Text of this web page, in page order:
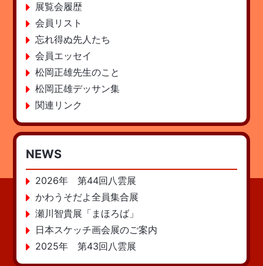
展覧会履歴
会員リスト
忘れ得ぬ先人たち
会員エッセイ
松岡正雄先生のこと
松岡正雄デッサン集
関連リンク
NEWS
2026年 第44回八雲展
かわうそだよ全員集合展
瀬川智貴展「まほろば」
日本スケッチ画会展のご案内
2025年 第43回八雲展